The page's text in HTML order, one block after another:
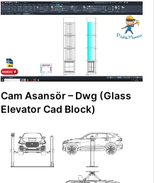
Cam Asansör – Dwg (Glass
Elevator Cad Block)